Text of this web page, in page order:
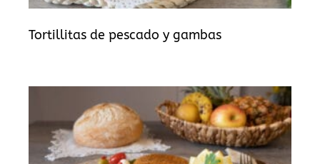
Tortillitas de pescado y gambas